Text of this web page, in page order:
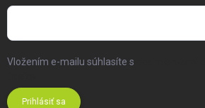
Vložením e-mailu súhlasíte s
Prihlásiť sa